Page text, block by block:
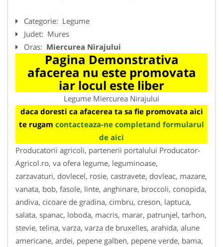
Categorie: Legume
Judet: Mures
Oras: Miercurea Nirajului
Pagina Demonstrativa
afacerea nu este promovata
iar locul este liber
Legume Miercurea Nirajului
daca doresti ca afacerea ta sa fie promovata aici
te rugam contacteaza-ne completand formularul
de aici
Producatorii agricoli, partenerii portalului Producator-
Agricol.ro, va ofera legume, leguminoase,
zarzavaturi, dovlecel, rosie, castravete, dovleac, mazare,
vanata, bob, fasole, linte, anghinare, broccoli, conopida,
andiva, cicoare de gradina, cimbru, creson, laptuca,
salata, spanac, loboda, macris, marar, patrunjel, tarhon,
stevie, telina, varza, varza de bruxelles, arahida, alune
americane, ardei, pepene galben, pepene verde, bama,